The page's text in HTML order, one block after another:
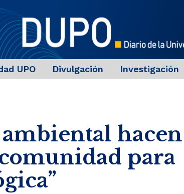
UPO Divulgación Investigación
hacen
para